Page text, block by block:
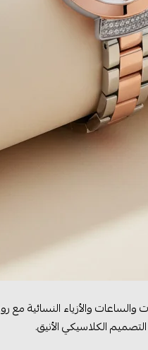
والأزياء النسائية مع
الكلاسيكي الأنيق.